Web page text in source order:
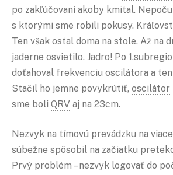
po zakľúčovaní akoby kmital.
s ktorými sme robili pokusy.
Ten však ostal doma na stole. Až na
jaderne osvietilo. Jadro! Po
doťahoval frekvenciu oscilátora a
Stačil ho jemne povykrútiť, oscilátor
sme boli QRV aj na 23cm.
Nezvyk na tímovú prevádzku na
súbežne spôsobil na začiatku
Prvý problém – nezvyk logovať do